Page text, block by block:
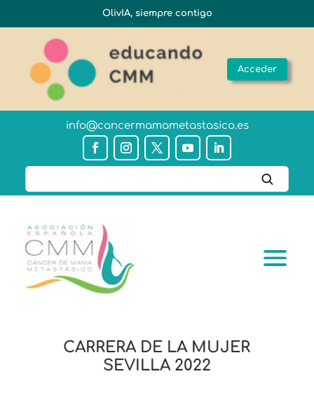
OlivIA, siempre contigo
Acceder
info@cancermamametastasico.es
CARRERA DE LA MUJER
SEVILLA 2022